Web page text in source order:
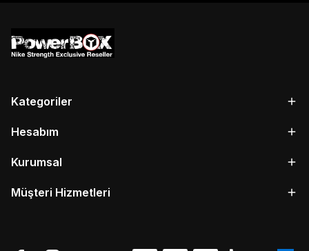
Kategoriler
Hesabım
Kurumsal
Müşteri Hizmetleri